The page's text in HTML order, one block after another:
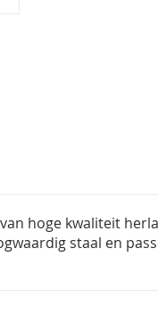
hoge kwaliteit
staal en